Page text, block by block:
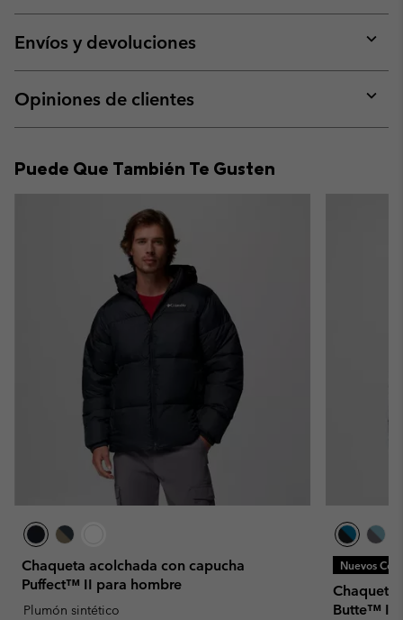
or
Envíos y devoluciones
or
Opiniones de clientes
or
Puede Que También Te Gusten
Chaqueta acolchada con capucha
Puffect™ II para hombre
Plumón sintético
Nuevos
Chaqueta
Butte™ II